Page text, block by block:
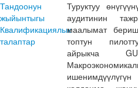
Тандоонун
жыйынтыгы
Квалификациялык
талаптар
Туруктуу
аудитинин
маалымат
топтун
айрыкча